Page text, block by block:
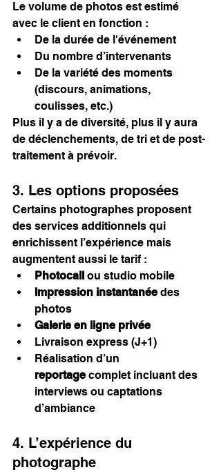
Le volume de photos est estimé
avec le client en fonction :
De la durée de l'événement
Du nombre d’intervenants
De la variété des moments
(discours, animations,
coulisses, etc.)
Plus il y a de diversité, plus il y aura
de déclenchements, de tri et de post-
traitement à prévoir.
3. Les options proposées
Certains photographes proposent
des services additionnels qui
enrichissent l’expérience mais
augmentent aussi le tarif :
Photocall
ou studio mobile
Impression instantanée des
photos
Galerie en ligne privée
Livraison express (J+1)
Réalisation d’un
reportage complet incluant des
interviews ou captations
d’ambiance
4. L’expérience du
photographe